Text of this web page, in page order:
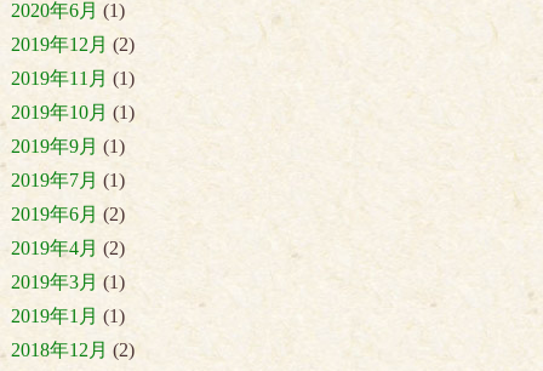
2020年6月 (1)
2019年12月 (2)
2019年11月 (1)
2019年10月 (1)
2019年9月 (1)
2019年7月 (1)
2019年6月 (2)
2019年4月 (2)
2019年3月 (1)
2019年1月 (1)
2018年12月 (2)